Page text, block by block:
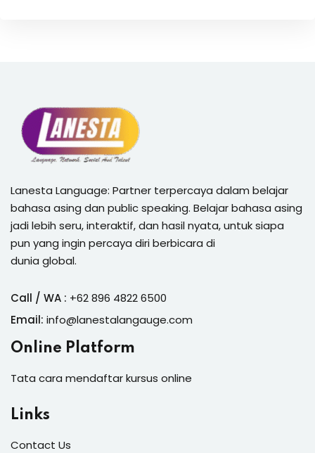
Lanesta Language: Partner terpercaya dalam belajar
bahasa asing dan public speaking. Belajar bahasa asing
jadi lebih seru, interaktif, dan hasil nyata, untuk siapa
pun yang ingin percaya diri berbicara di
dunia global.
Call / WA : +62 896 4822 6500
Email: info@lanestalangauge.com
Online Platform
Tata cara mendaftar kursus online
Links
Contact Us